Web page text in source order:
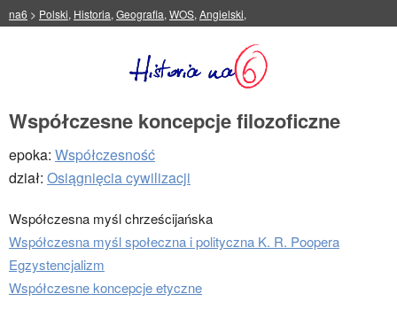
na6 > Polski, Historia, Geografia, WOS, Angielski,
Współczesne koncepcje filozoficzne
epoka: Współczesność
dział: Osiągnięcia cywilizacji
Współczesna myśl chrześcijańska
Współczesna myśl społeczna i polityczna K. R. Poopera
Egzystencjalizm
Współczesne koncepcje etyczne